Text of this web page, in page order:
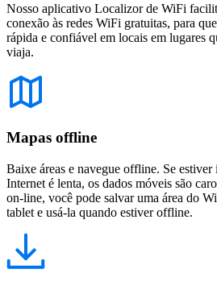
Nosso aplicativo Localizor de WiFi
conexão às redes WiFi gratuitas, para
rápida e confiável em locais em lugares
viaja.
Mapas offline
Baixe áreas e navegue offline. Se
Internet é lenta, os dados móveis são
on-line, você pode salvar uma área do
tablet e usá-la quando estiver offline.